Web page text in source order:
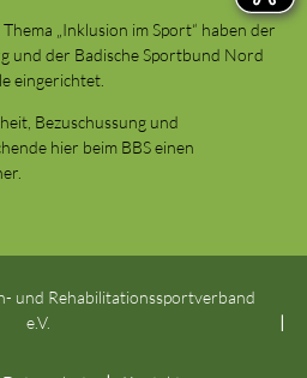
„Inklusion im Sport“ haben der
und der Badische Sportbund Nord
eingerichtet.
Bezuschussung und
hier beim BBS einen
und Rehabilitationssportverband
e.V.